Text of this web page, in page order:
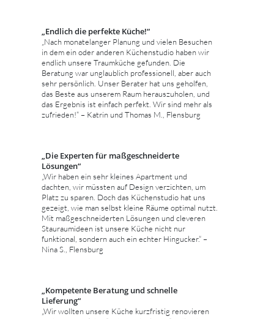
„Endlich die perfekte Küche!“
„Nach monatelanger Planung und vielen Besuchen
in dem ein oder anderen Küchenstudio haben wir
endlich unsere Traumküche gefunden. Die
Beratung war unglaublich professionell, aber auch
sehr persönlich. Unser Berater hat uns geholfen,
das Beste aus unserem Raum herauszuholen, und
das Ergebnis ist einfach perfekt. Wir sind mehr als
zufrieden!“ – Katrin und Thomas M., Flensburg
„Die Experten für maßgeschneiderte
Lösungen“
„Wir haben ein sehr kleines Apartment und
dachten, wir müssten auf Design verzichten, um
Platz zu sparen. Doch das Küchenstudio hat uns
gezeigt, wie man selbst kleine Räume optimal nutzt.
Mit maßgeschneiderten Lösungen und cleveren
Stauraumideen ist unsere Küche nicht nur
funktional, sondern auch ein echter Hingucker.“ –
Nina S., Flensburg
„Kompetente Beratung und schnelle
Lieferung“
„Wir wollten unsere Küche kurzfristig renovieren